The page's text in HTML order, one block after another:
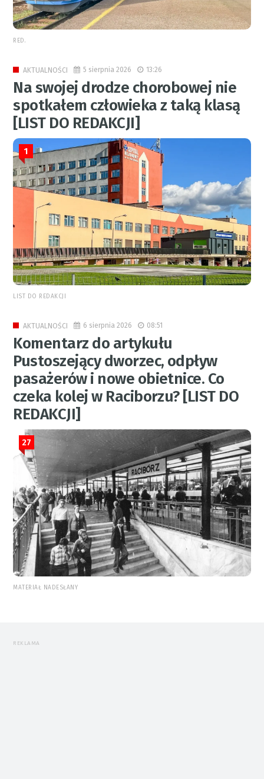
RED.
AKTUALNOŚCI 5 sierpnia 2026 13:26
Na swojej drodze chorobowej nie
spotkałem człowieka z taką klasą
[LIST DO REDAKCJI]
1
LIST DO REDAKCJI
AKTUALNOŚCI 6 sierpnia 2026 08:51
Komentarz do artykułu
Pustoszejący dworzec, odpływ
pasażerów i nowe obietnice. Co
czeka kolej w Raciborzu? [LIST DO
REDAKCJI]
27
MATERIAŁ NADESŁANY
REKLAMA